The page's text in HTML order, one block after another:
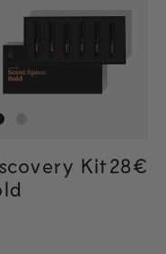
Kit28€
28€